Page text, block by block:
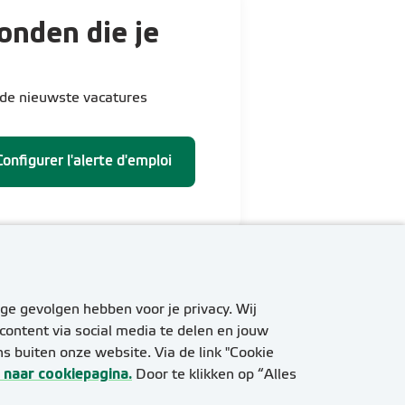
gevolgen hebben voor je privacy. Wij
via social media te delen en jouw
buiten onze website. Via de link "Cookie
naar cookiepagina. Door te klikken op “Alles
die je
nieuwste vacatures
l'alerte d'emploi